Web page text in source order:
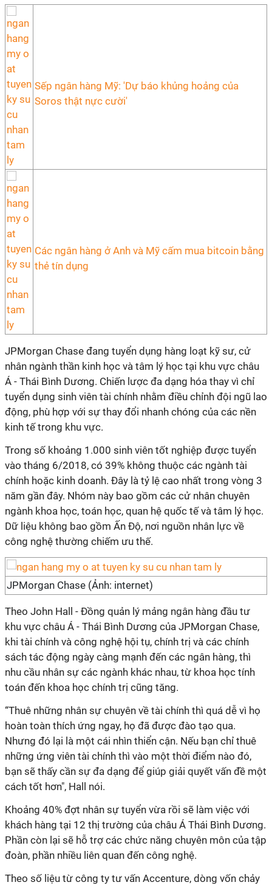
Sếp ngân hàng Mỹ: 'Dự báo khủng hoảng của
Soros thật nực cười'
Các ngân hàng ở Anh và Mỹ cấm mua bitcoin bằng
thẻ tín dụng
JPMorgan Chase đang tuyển dụng hàng loạt kỹ sư, cử
nhân ngành thần kinh học và tâm lý học tại khu vực châu
Á - Thái Bình Dương. Chiến lược đa dạng hóa thay vì chỉ
tuyển dụng sinh viên tài chính nhằm điều chỉnh đội ngũ lao
động, phù hợp với sự thay đổi nhanh chóng của các nền
kinh tế trong khu vực.
Trong số khoảng 1.000 sinh viên tốt nghiệp được tuyển
vào tháng 6/2018, có 39% không thuộc các ngành tài
chính hoặc kinh doanh. Đây là tỷ lệ cao nhất trong vòng 3
năm gần đây. Nhóm này bao gồm các cử nhân chuyên
ngành khoa học, toán học, quan hệ quốc tế và tâm lý học.
Dữ liệu không bao gồm Ấn Độ, nơi nguồn nhân lực về
công nghệ thường chiếm ưu thế.
JPMorgan Chase (Ảnh: internet)
Theo John Hall - Đồng quản lý mảng ngân hàng đầu tư
khu vực châu Á - Thái Bình Dương của JPMorgan Chase,
khi tài chính và công nghệ hội tụ, chính trị và các chính
sách tác động ngày càng mạnh đến các ngân hàng, thì
nhu cầu nhân sự các ngành khác nhau, từ khoa học tính
toán đến khoa học chính trị cũng tăng.
“Thuê những nhân sự chuyên về tài chính thì quá dễ vì họ
hoàn toàn thích ứng ngay, họ đã được đào tạo qua.
Nhưng đó lại là một cái nhìn thiển cận. Nếu bạn chỉ thuê
những ứng viên tài chính thì vào một thời điểm nào đó,
bạn sẽ thấy cần sự đa dạng để giúp giải quyết vấn đề một
cách tốt hơn", Hall nói.
Khoảng 40% đợt nhân sự tuyển vừa rồi sẽ làm việc với
khách hàng tại 12 thị trường của châu Á Thái Bình Dương.
Phần còn lại sẽ hỗ trợ các chức năng chuyên môn của tập
đoàn, phần nhiều liên quan đến công nghệ.
Theo số liệu từ công ty tư vấn Accenture, dòng vốn chảy